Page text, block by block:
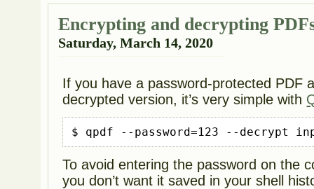
Encrypting and decrypting
Saturday, March 14, 2020
If you have a password-protected PDF
decrypted version, it’s very simple with
$ qpdf --password=123 --decrypt
To avoid entering the password on the
you don’t want it saved in your shell